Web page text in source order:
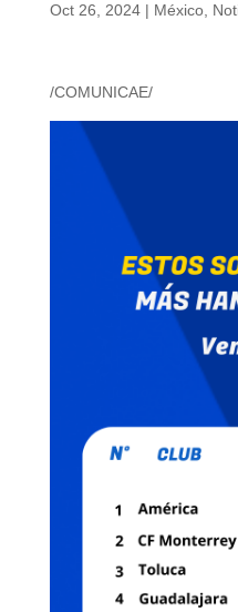
Oct 26, 2024| México,
/COMUNICAE/